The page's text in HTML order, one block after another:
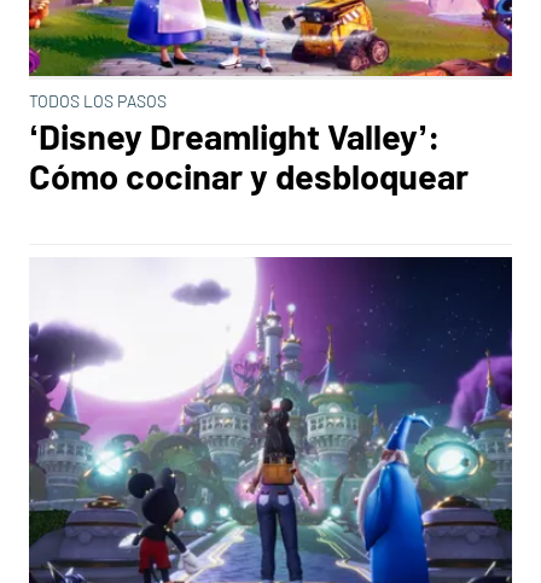
TODOS LOS PASOS
‘Disney Dreamlight Valley’:
Cómo cocinar y desbloquear